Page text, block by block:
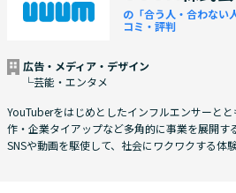
の「合う人・合わない
コミ・評判
広告・メディア・デザイン
└芸能・エンタメ
YouTuberをはじめとしたインフルエンサーと
作・企業タイアップなど多角的に事業を展開す
SNSや動画を駆使して、社会にワクワクする体